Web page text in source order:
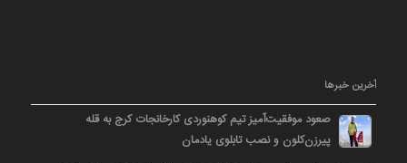
آخرین خبرها
صعود موفقیت‌آمیز تیم کوهنوردی کارخانجات کرج به قله
پیرزن‌کلون و نصب تابلوی یادمان